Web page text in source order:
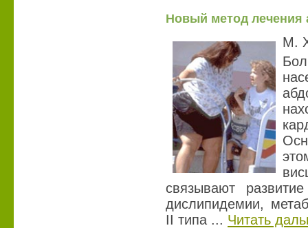
Новый метод лечения
М.
связывают
дислипидемии,
ІІ типа ... Читать